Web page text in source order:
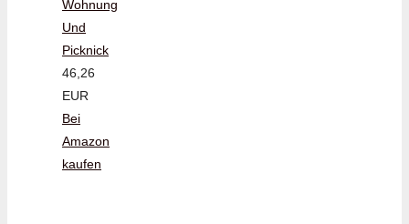
Wohnung
Und
Picknick
46,26
EUR
Bei
Amazon
kaufen